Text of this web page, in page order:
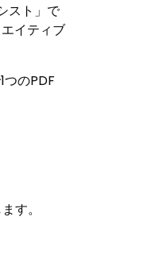
スト」で
イティブ
のPDF
す。